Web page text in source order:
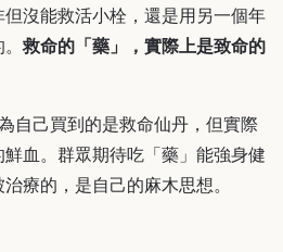
沒能救活小栓，還是用另一個年
。救命的「藥」，實際上是致命的
自己買到的是救命仙丹，但實際
鮮血。群眾期待吃「藥」能強身健
療的，是自己的麻木思想。